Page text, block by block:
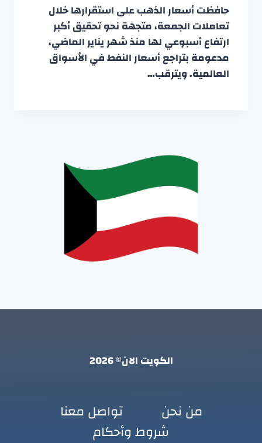
حافظت أسعار الذهب على استقرارها خلال
تعاملات الجمعة، متجهة نحو تحقيق أكبر
ارتفاع أسبوعي لها منذ شهر يناير الماضي،
مدعومة بتراجع أسعار النفط في الأسواق
العالمية. ويترقب…
الكويت الان© 2026
من نحن
تواصل معنا
شروط وأحكام